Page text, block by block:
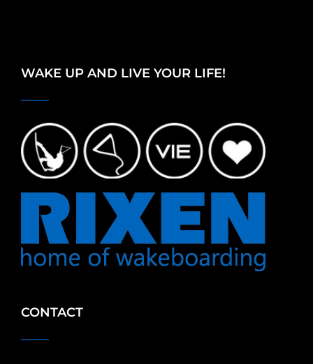
WAKE UP AND LIVE YOUR LIFE!
CONTACT